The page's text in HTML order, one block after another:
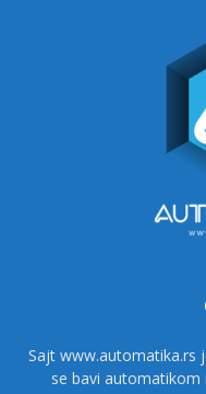
Sajt www.automatika.rs
se bavi